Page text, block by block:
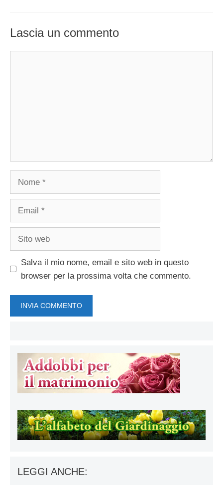
Lascia un commento
Salva il mio nome, email e sito web in questo
browser per la prossima volta che commento.
LEGGI ANCHE: